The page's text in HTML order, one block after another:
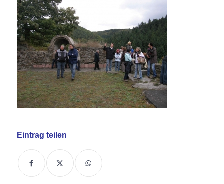
Eintrag teilen